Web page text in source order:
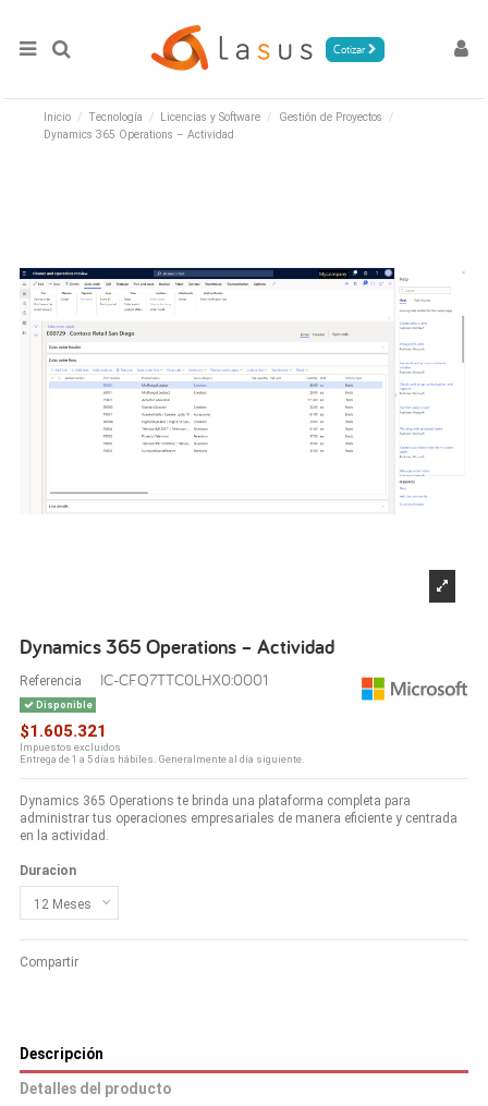
Cotizar
Inicio Tecnología Licencias y Software
Gestión de Proyectos
Dynamics 365 Operations – Actividad
Dynamics 365 Operations – Actividad
Referencia IC-CFQ7TTC0LHX0:0001
Disponible
$1.605.321
Impuestos excluidos
Entrega de 1 a 5 días hábiles. Generalmente al día siguiente.
Dynamics 365 Operations te brinda una plataforma completa para
administrar tus operaciones empresariales de manera eficiente y centrada
en la actividad.
Duracion
Compartir
Descripción
Detalles del producto